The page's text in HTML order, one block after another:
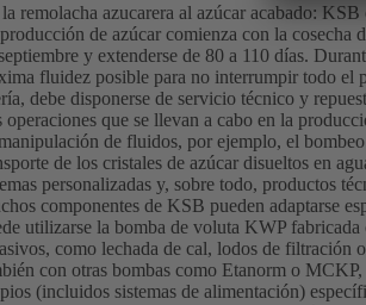
remolacha azucarera al azúcar acabado:
de azúcar comienza con la cosecha
y extenderse de 80 a 110 días.
fluidez posible para no interrumpir todo el
debe disponerse de servicio técnico y
operaciones que se llevan a cabo en la
de fluidos, por ejemplo, el
de los cristales de azúcar disueltos en
personalizadas y, sobre todo, productos
componentes de KSB pueden adaptarse
utilizarse la bomba de voluta KWP
como lechada de cal, lodos de filtración
con otras bombas como Etanorm o
(incluidos sistemas de alimentación)